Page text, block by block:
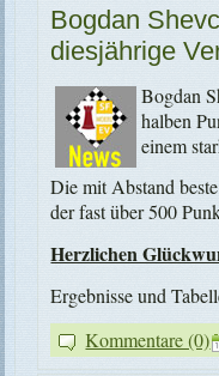
Bogdan
diesjährige
Bogdan
halben
einem
Die mit Abstand
der fast über 500
Herzlichen
Ergebnisse und
Kommentare (0)